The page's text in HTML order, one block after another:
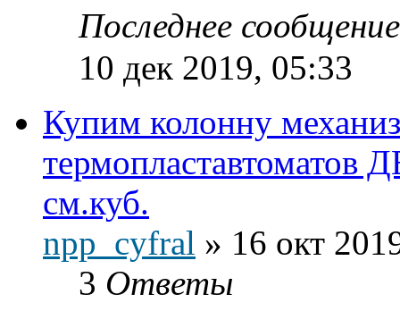
Последнее
10 дек 2019, 05:33
Купим колонну
см.куб.
npp_cyfral » 16 окт
3 Ответы